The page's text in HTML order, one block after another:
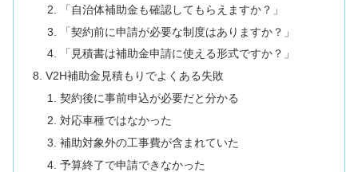
「自治体補助金も確認してもらえますか？」
「契約前に申請が必要な制度はありますか？」
「見積書は補助金申請に使える形式ですか？」
V2H補助金見積もりでよくある失敗
契約後に事前申込が必要だと分かる
対応車種ではなかった
補助対象外の工事費が含まれていた
予算終了で申請できなかった